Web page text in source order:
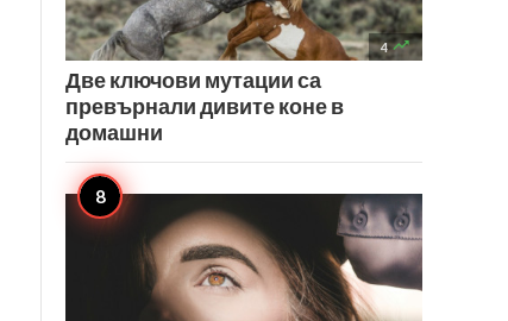
4 
Две ключови мутации са
превърнали дивите коне в
домашни